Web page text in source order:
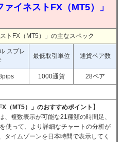
イネストFX（MT5）」
トFX（MT5）」の主なスペック
スプレ
最低取引単位 通貨ペア数
1000通貨 28ペア
（MT5）」のおすすめポイント】
複数表示が可能な21種類の時間足、
使って、より詳細なチャートの分析が
タイムゾーンを日本時間で表示してく